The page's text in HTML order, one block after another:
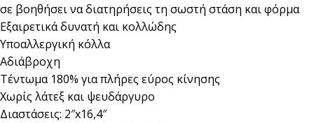
σε βοηθήσει να διατηρήσεις τη σωστή στάση και φόρμα
Εξαιρετικά δυνατή και κολλώδης
Υποαλλεργική κόλλα
Αδιάβροχη
Τέντωμα 180% για πλήρες εύρος κίνησης
Χωρίς λάτεξ και ψευδάργυρο
Διαστάσεις: 2″x16,4″